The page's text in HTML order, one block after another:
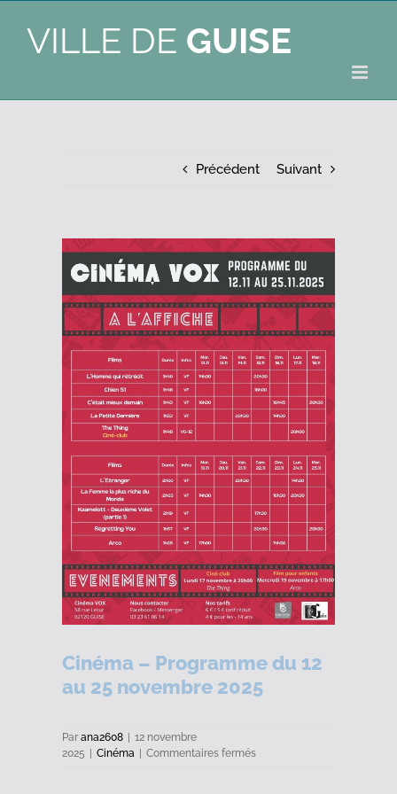
VILLE DE GUISE
Précédent Suivant
Voir
l'image
agrandie
Cinéma – Programme du 12
au 25 novembre 2025
Par ana2608
12 novembre
2025
Cinéma Commentaires ferméssur